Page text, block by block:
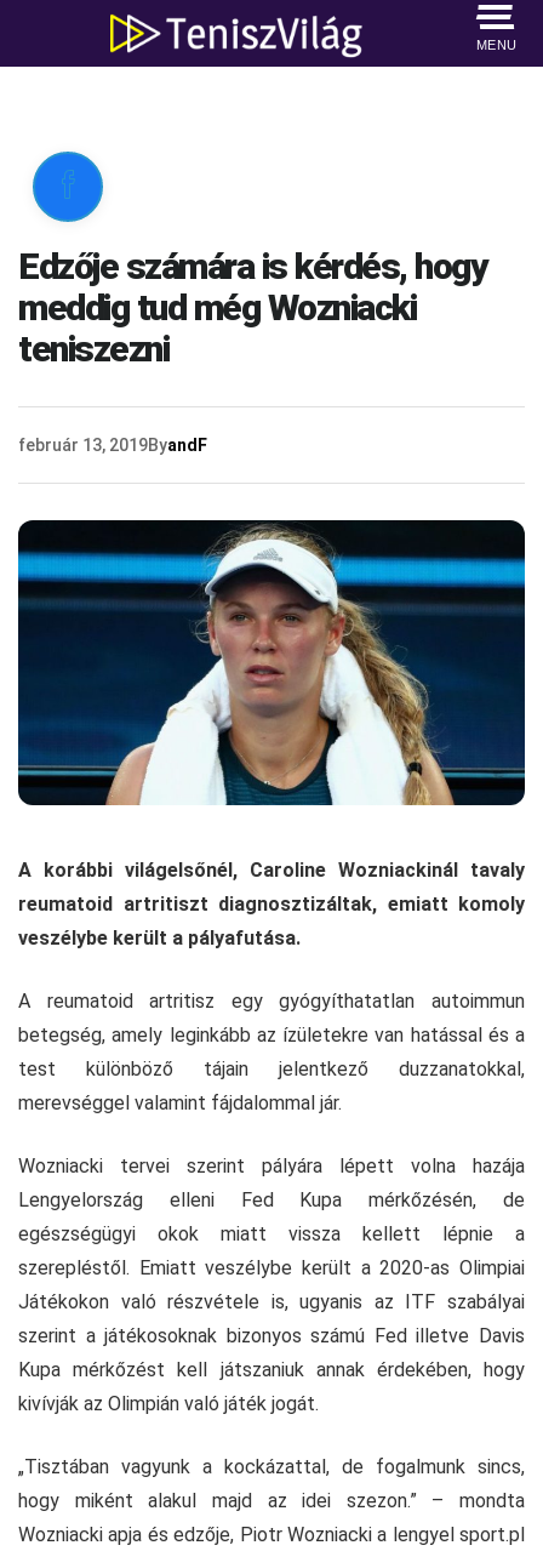
MENU

Edzője számára is kérdés, hogy
meddig tud még Wozniacki
teniszezni
február 13, 2019ByandF
A korábbi világelsőnél, Caroline Wozniackinál tavaly
reumatoid artritiszt diagnosztizáltak, emiatt komoly
veszélybe került a pályafutása.
A reumatoid artritisz egy gyógyíthatatlan autoimmun
betegség, amely leginkább az ízületekre van hatással és a
test különböző tájain jelentkező duzzanatokkal,
merevséggel valamint fájdalommal jár.
Wozniacki tervei szerint pályára lépett volna hazája
Lengyelország elleni Fed Kupa mérkőzésén, de
egészségügyi okok miatt vissza kellett lépnie a
szerepléstől. Emiatt veszélybe került a 2020-as Olimpiai
Játékokon való részvétele is, ugyanis az ITF szabályai
szerint a játékosoknak bizonyos számú Fed illetve Davis
Kupa mérkőzést kell játszaniuk annak érdekében, hogy
kivívják az Olimpián való játék jogát.
„Tisztában vagyunk a kockázattal, de fogalmunk sincs,
hogy miként alakul majd az idei szezon.” – mondta
Wozniacki apja és edzője, Piotr Wozniacki a lengyel sport.pl